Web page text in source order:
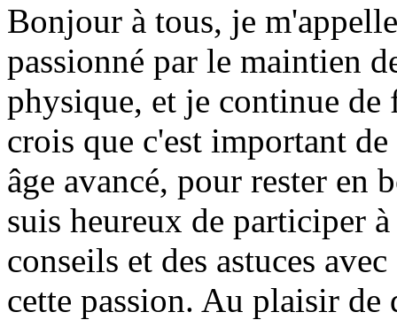
Bonjour à tous, je
passionné par le maintien
physique, et je continue de
crois que c'est important
âge avancé, pour rester en
suis heureux de participer
conseils et des astuces
cette passion. Au plaisir de